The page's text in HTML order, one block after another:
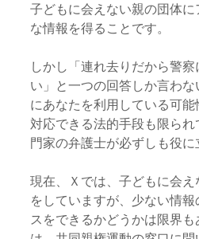
子どもに会えない親の団体
な情報を得ることです。
しかし「連れ去りだから警
い」と一つの回答しか言わ
にあなたを利用している可能
対応できる法的手段も限ら
門家の弁護士が必ずしも役に
現在、Ｘでは、子どもに会
をしていますが、少ない情
スをできるかどうかは限界